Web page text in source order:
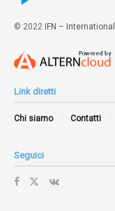
© 2022 IFN –
Link diretti
Chi siamo Contatti
Seguici